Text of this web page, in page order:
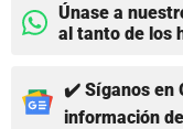
Únase a
al tanto de los
✔️ Síganos en
información